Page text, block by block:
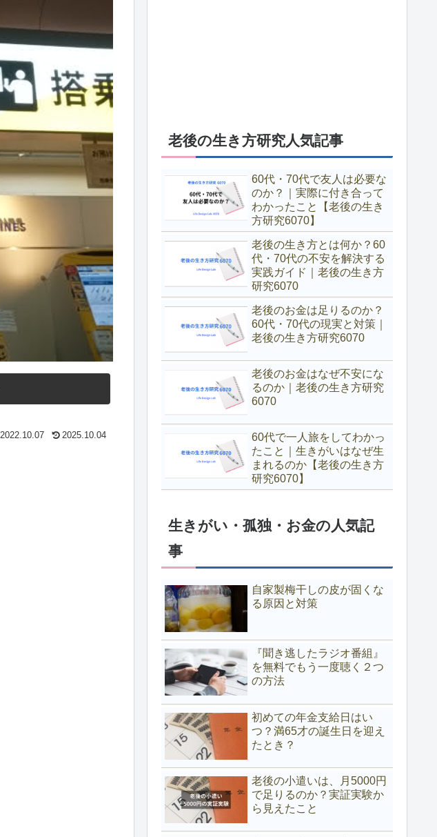
2022.10.07 2025.10.04
老後の生き方研究人気記事
60代・70代で友人は必要な
のか？｜実際に付き合って
わかったこと【老後の生き
方研究6070】
老後の生き方とは何か？60
代・70代の不安を解決する
実践ガイド｜老後の生き方
研究6070
老後のお金は足りるのか？
60代・70代の現実と対策｜
老後の生き方研究6070
老後のお金はなぜ不安にな
るのか｜老後の生き方研究
6070
60代で一人旅をしてわかっ
たこと｜生きがいはなぜ生
まれるのか【老後の生き方
研究6070】
生きがい・孤独・お金の人気記
事
自家製梅干しの皮が固くな
る原因と対策
『聞き逃したラジオ番組』
を無料でもう一度聴く２つ
の方法
初めての年金支給日はい
つ？満65才の誕生日を迎え
たとき？
老後の小遣いは、月5000円
で足りるのか？実証実験か
ら見えたこと